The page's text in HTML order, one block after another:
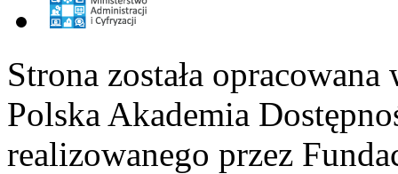
Strona została
Polska Akademia
realizowanego przez